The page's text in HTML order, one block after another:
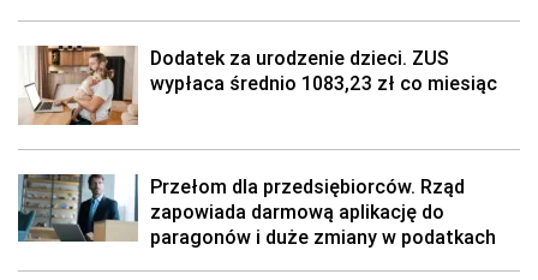
Dodatek za urodzenie dzieci. ZUS
wypłaca średnio 1083,23 zł co miesiąc
Przełom dla przedsiębiorców. Rząd
zapowiada darmową aplikację do
paragonów i duże zmiany w podatkach